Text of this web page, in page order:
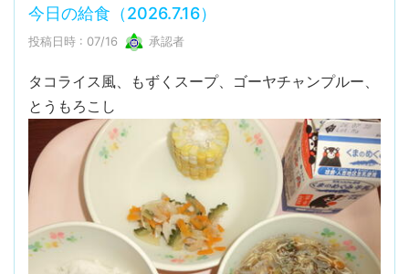
今日の給食（2026.7.16）
投稿日時 : 07/16 承認者
タコライス風、もずくスープ、ゴーヤチャンプルー、
とうもろこし